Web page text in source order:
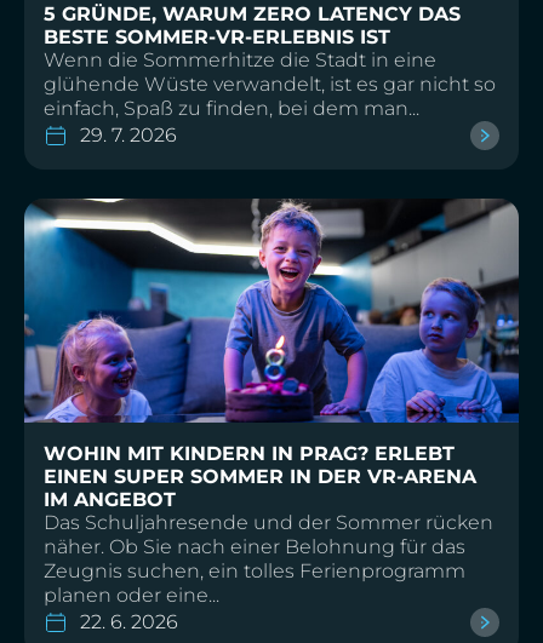
5 GRÜNDE, WARUM ZERO LATENCY DAS
BESTE SOMMER-VR-ERLEBNIS IST
Wenn die Sommerhitze die Stadt in eine
glühende Wüste verwandelt, ist es gar nicht so
einfach, Spaß zu finden, bei dem man...
29. 7. 2026
WOHIN MIT KINDERN IN PRAG? ERLEBT
EINEN SUPER SOMMER IN DER VR-ARENA
IM ANGEBOT
Das Schuljahresende und der Sommer rücken
näher. Ob Sie nach einer Belohnung für das
Zeugnis suchen, ein tolles Ferienprogramm
planen oder eine...
22. 6. 2026